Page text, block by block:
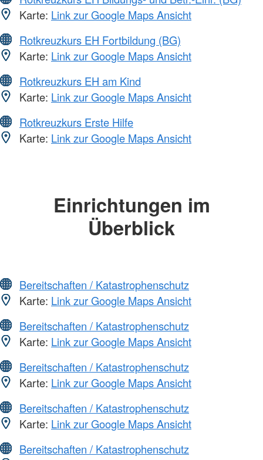
Karte: Link zur Google Maps Ansicht
Rotkreuzkurs EH Fortbildung (BG)
Karte: Link zur Google Maps Ansicht
Rotkreuzkurs EH am Kind
Karte: Link zur Google Maps Ansicht
Rotkreuzkurs Erste Hilfe
Karte: Link zur Google Maps Ansicht
Einrichtungen im
Überblick
Bereitschaften / Katastrophenschutz
Karte: Link zur Google Maps Ansicht
Bereitschaften / Katastrophenschutz
Karte: Link zur Google Maps Ansicht
Bereitschaften / Katastrophenschutz
Karte: Link zur Google Maps Ansicht
Bereitschaften / Katastrophenschutz
Karte: Link zur Google Maps Ansicht
Bereitschaften / Katastrophenschutz